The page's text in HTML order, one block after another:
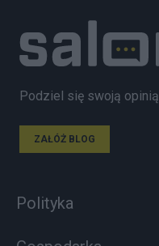
Podziel się swoją opinią
ZAŁÓŻ BLOG
Polityka